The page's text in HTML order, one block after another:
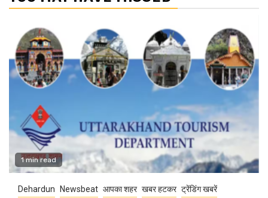
1 min read
Dehardun Newsbeat आपका शहर खबर हटकर ट्रेंडिंग खबरें